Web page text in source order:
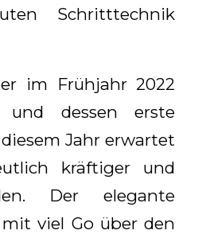
Schritttechnik
im Frühjahr 2022
dessen erste
Jahr erwartet
kräftiger und
Der elegante
viel Go über den